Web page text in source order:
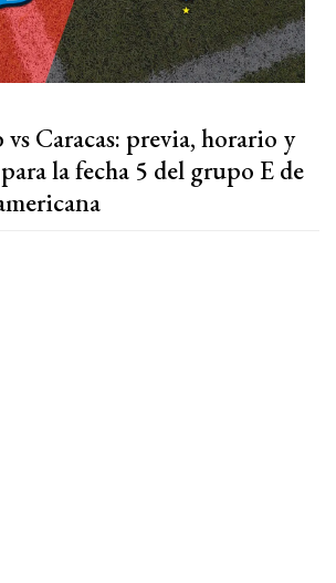
Caracas: previa, horario y
la fecha 5 del grupo E de